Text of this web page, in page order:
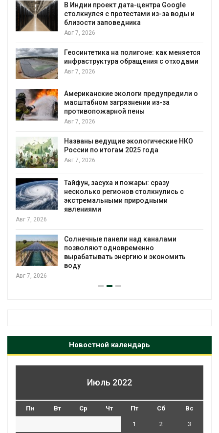
проект дата-центра Google
с протестами из-за воды и
заповедника
7, 2026
на полигоне: как меняется
обращения с отходами
7, 2026
экологи предупредили о
загрязнении из-за
пены
7, 2026
ведущие экологические НКО
по итогам 2025 года
7, 2026
засуха и пожары: сразу
регионов столкнулись с
природными
панели над каналами
одновременно
энергию и экономить
Новостной календарь
Июль 2022
Пн Вт Ср Чт Пт Сб Вс
1 2 3